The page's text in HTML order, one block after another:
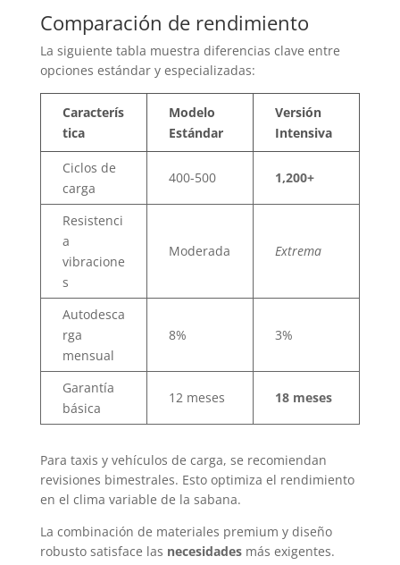
Comparación de rendimiento
La siguiente tabla muestra diferencias clave entre
opciones estándar y especializadas:
Caracterís
tica
Modelo
Estándar
Versión
Intensiva
Ciclos de
carga
400-500 1,200+
Resistenci
a
vibracione
s
Moderada Extrema
Autodesca
rga
mensual
8% 3%
Garantía
básica
12 meses 18 meses
Para taxis y vehículos de carga, se recomiendan
revisiones bimestrales. Esto optimiza el rendimiento
en el clima variable de la sabana.
La combinación de materiales premium y diseño
robusto satisface las necesidadesmás exigentes.